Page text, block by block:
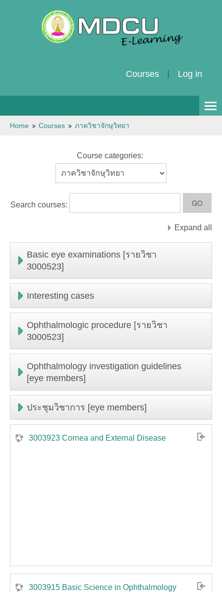
Courses Log in
English ‎(en)‎
Home Courses ภาควิชาจักษุวิทยา
Course categories:
Search courses:
Expand all
Basic eye examinations [รายวิชา
3000523]
Interesting cases
Ophthalmologic procedure [รายวิชา
3000523]
Ophthalmology investigation guidelines
[eye members]
ประชุมวิชาการ [eye members]
3003923 Cornea and External Disease
3003915 Basic Science in Ophthalmology